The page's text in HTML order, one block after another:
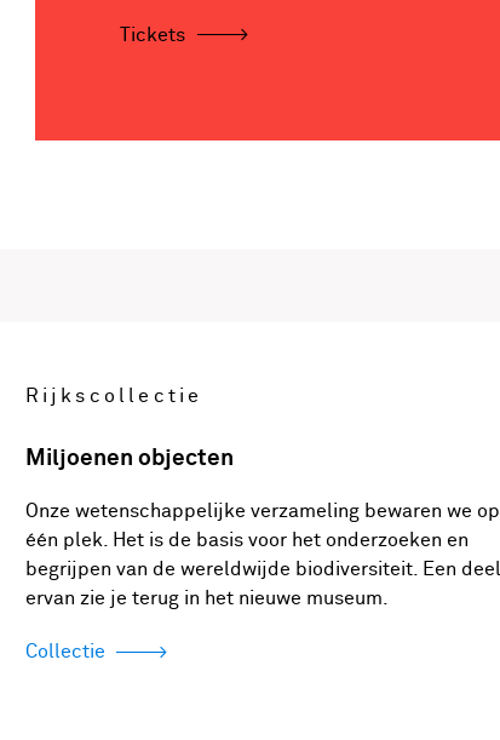
Tickets
Rijkscollectie
Miljoenen objecten
Onze wetenschappelijke verzameling bewaren we op
één plek. Het is de basis voor het onderzoeken en
begrijpen van de wereldwijde biodiversiteit. Een deel
ervan zie je terug in het nieuwe museum.
Collectie